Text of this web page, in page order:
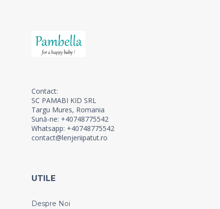
Contact:
SC PAMABI KID SRL
Targu Mures, Romania
Sună-ne: +40748775542
Whatsapp: +40748775542
contact@lenjeriipatut.ro
UTILE
Despre Noi